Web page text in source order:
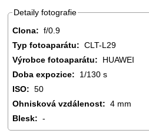
Detaily fotografie
Clona: f/0.9
Typ fotoaparátu: CLT-L29
Výrobce fotoaparátu:
HUAWEI
Doba expozice:
1/130 s
ISO: 50
Ohnisková vzdálenost: 4 mm
Blesk: -